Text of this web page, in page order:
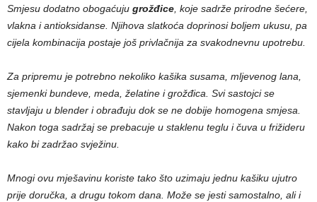
Smjesu dodatno obogaćuju grožđice , koje sadrže prirodne šećere,
vlakna i antioksidanse. Njihova slatkoća doprinosi boljem ukusu, pa
cijela kombinacija postaje još privlačnija za svakodnevnu upotrebu.
Za pripremu je potrebno nekoliko kašika susama, mljevenog lana,
sjemenki bundeve, meda, želatine i grožđica. Svi sastojci se
stavljaju u blender i obrađuju dok se ne dobije homogena smjesa.
Nakon toga sadržaj se prebacuje u staklenu teglu i čuva u frižideru
kako bi zadržao svježinu.
Mnogi ovu mješavinu koriste tako što uzimaju jednu kašiku ujutro
prije doručka, a drugu tokom dana. Može se jesti samostalno, ali i